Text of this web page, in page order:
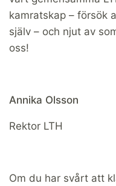
kamratskap – försök
själv – och njut av
oss!
Annika Olsson
Rektor LTH
Om du har svårt att